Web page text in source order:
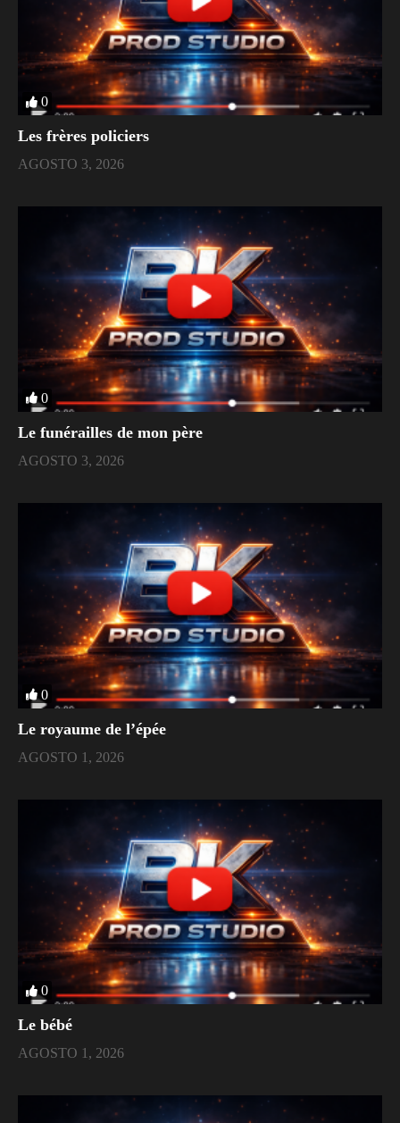
0
Les frères policiers
AGOSTO 3, 2026
0
Le funérailles de mon père
AGOSTO 3, 2026
0
Le royaume de l’épée
AGOSTO 1, 2026
0
Le bébé
AGOSTO 1, 2026